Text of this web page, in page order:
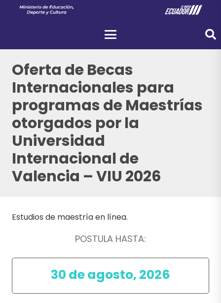
Oferta de Becas
Internacionales para
programas de Maestrías
otorgados por la
Universidad
Internacional de
Valencia – VIU 2026
Estudios de maestría en línea.
POSTULA HASTA:
30 de agosto, 2026